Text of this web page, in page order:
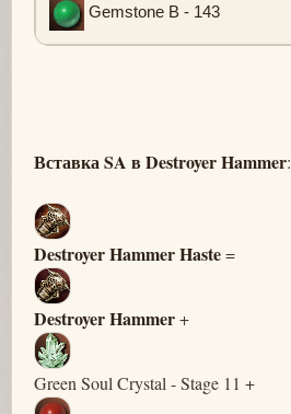
Gemstone B - 143
Вставка SA в Destroyer Hammer:
Destroyer Hammer Haste=
Destroyer Hammer+
Green Soul Crystal - Stage 11 +